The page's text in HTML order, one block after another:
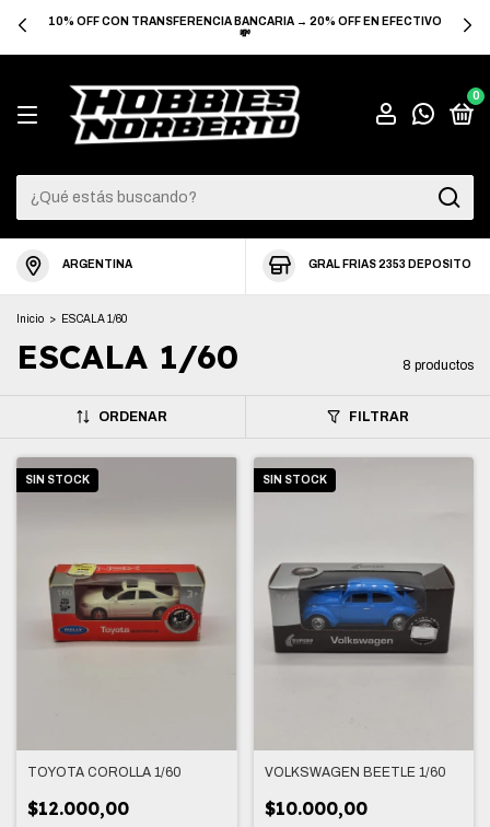
10% OFF CON TRANSFERENCIA BANCARIA → 20% OFF EN EFECTIVO
💸
0
ARGENTINA GRAL FRIAS 2353 DEPOSITO
Inicio > ESCALA 1/60
ESCALA 1/60 8 productos
ORDENAR FILTRAR
SIN STOCK
TOYOTA COROLLA 1/60
$12.000,00
SIN STOCK
VOLKSWAGEN BEETLE 1/60
$10.000,00